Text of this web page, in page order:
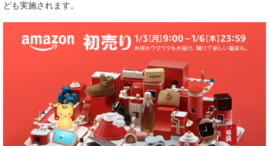
ども実施されます。